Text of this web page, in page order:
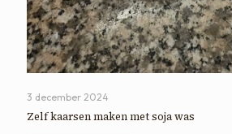
3 december 2024
Zelf kaarsen maken met soja was